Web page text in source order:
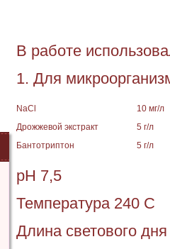
В работе
1. Для
NaCl
Дрожжевой экстракт
Бантотриптон
10 мг/л
5 г/л
5 г/л
рН 7,5
Температура 240 С
Длина светового